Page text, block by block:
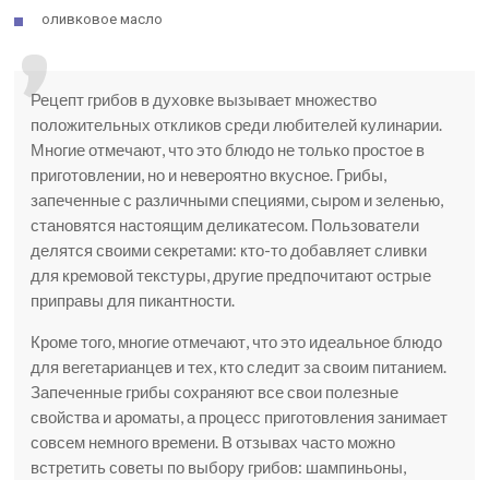
оливковое масло
Рецепт грибов в духовке вызывает множество
положительных откликов среди любителей кулинарии.
Многие отмечают, что это блюдо не только простое в
приготовлении, но и невероятно вкусное. Грибы,
запеченные с различными специями, сыром и зеленью,
становятся настоящим деликатесом. Пользователи
делятся своими секретами: кто-то добавляет сливки
для кремовой текстуры, другие предпочитают острые
приправы для пикантности.
Кроме того, многие отмечают, что это идеальное блюдо
для вегетарианцев и тех, кто следит за своим питанием.
Запеченные грибы сохраняют все свои полезные
свойства и ароматы, а процесс приготовления занимает
совсем немного времени. В отзывах часто можно
встретить советы по выбору грибов: шампиньоны,